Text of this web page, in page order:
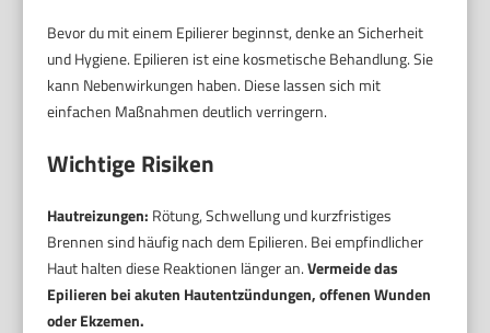
Bevor du mit einem Epilierer beginnst, denke an Sicherheit
und Hygiene. Epilieren ist eine kosmetische Behandlung. Sie
kann Nebenwirkungen haben. Diese lassen sich mit
einfachen Maßnahmen deutlich verringern.
Wichtige Risiken
Hautreizungen: Rötung, Schwellung und kurzfristiges
Brennen sind häufig nach dem Epilieren. Bei empfindlicher
Haut halten diese Reaktionen länger an.Vermeide das
Epilieren bei akuten Hautentzündungen, offenen Wunden
oder Ekzemen.